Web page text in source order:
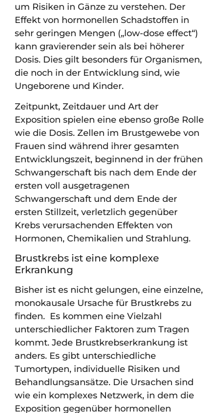
um Risiken in Gänze zu verstehen. Der
Effekt von hormonellen Schadstoffen in
sehr geringen Mengen („low-dose effect“)
kann gravierender sein als bei höherer
Dosis. Dies gilt besonders für Organismen,
die noch in der Entwicklung sind, wie
Ungeborene und Kinder.
Zeitpunkt, Zeitdauer und Art der
Exposition spielen eine ebenso große Rolle
wie die Dosis. Zellen im Brustgewebe von
Frauen sind während ihrer gesamten
Entwicklungszeit, beginnend in der frühen
Schwangerschaft bis nach dem Ende der
ersten voll ausgetragenen
Schwangerschaft und dem Ende der
ersten Stillzeit, verletzlich gegenüber
Krebs verursachenden Effekten von
Hormonen, Chemikalien und Strahlung.
Brustkrebs ist eine komplexe
Erkrankung
Bisher ist es nicht gelungen, eine einzelne,
monokausale Ursache für Brustkrebs zu
finden. Es kommen eine Vielzahl
unterschiedlicher Faktoren zum Tragen
kommt. Jede Brustkrebserkrankung ist
anders. Es gibt unterschiedliche
Tumortypen, individuelle Risiken und
Behandlungsansätze. Die Ursachen sind
wie ein komplexes Netzwerk, in dem die
Exposition gegenüber hormonellen